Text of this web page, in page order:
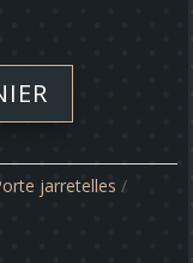
jarretelles